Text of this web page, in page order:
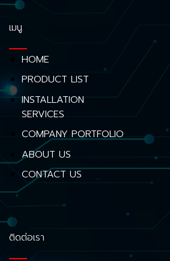
เมนู
HOME
PRODUCT LIST
INSTALLATION
SERVICES
COMPANY PORTFOLIO
ABOUT US
CONTACT US
ติดต่อเรา